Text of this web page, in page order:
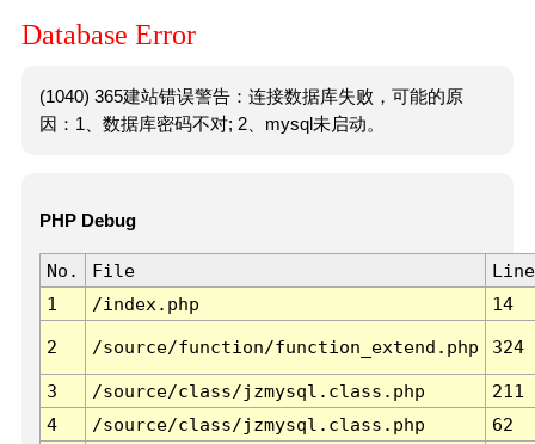
Database Error
(1040) 365建站错误警告：连接数据库失败，可能的原
因：1、数据库密码不对; 2、mysql未启动。
PHP Debug
No. File
Line
1
/index.php 14
2 /source/function/function_extend.php 324
3 /source/class/jzmysql.class.php
211
4
/source/class/jzmysql.class.php
62